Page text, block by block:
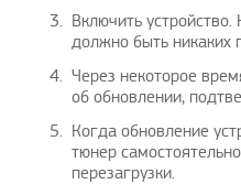
Включить
должно быть никаких
Через некоторое
об обновлении,
Когда обновление
тюнер
перезагрузки.